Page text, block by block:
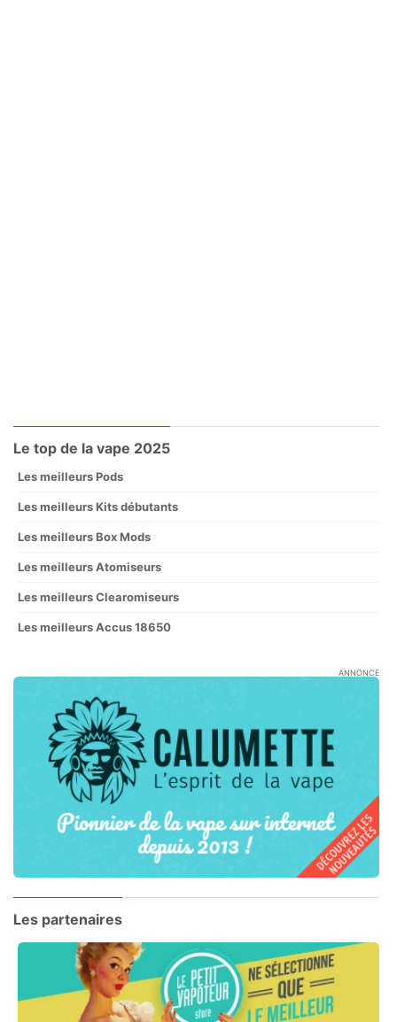
Le top de la vape 2025
Les meilleurs Pods
Les meilleurs Kits débutants
Les meilleurs Box Mods
Les meilleurs Atomiseurs
Les meilleurs Clearomiseurs
Les meilleurs Accus 18650
ANNONCE
Les partenaires